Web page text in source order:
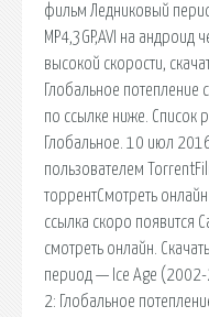
фильм Ледниковый
MP4,3GP,AVI на андроид
высокой скорости,
Глобальное потепление
по ссылке ниже. Список
Глобальное. 10 июл
пользователем
торрентСмотреть
ссылка скоро
смотреть онлайн.
период — Ice Age
2: Глобальное